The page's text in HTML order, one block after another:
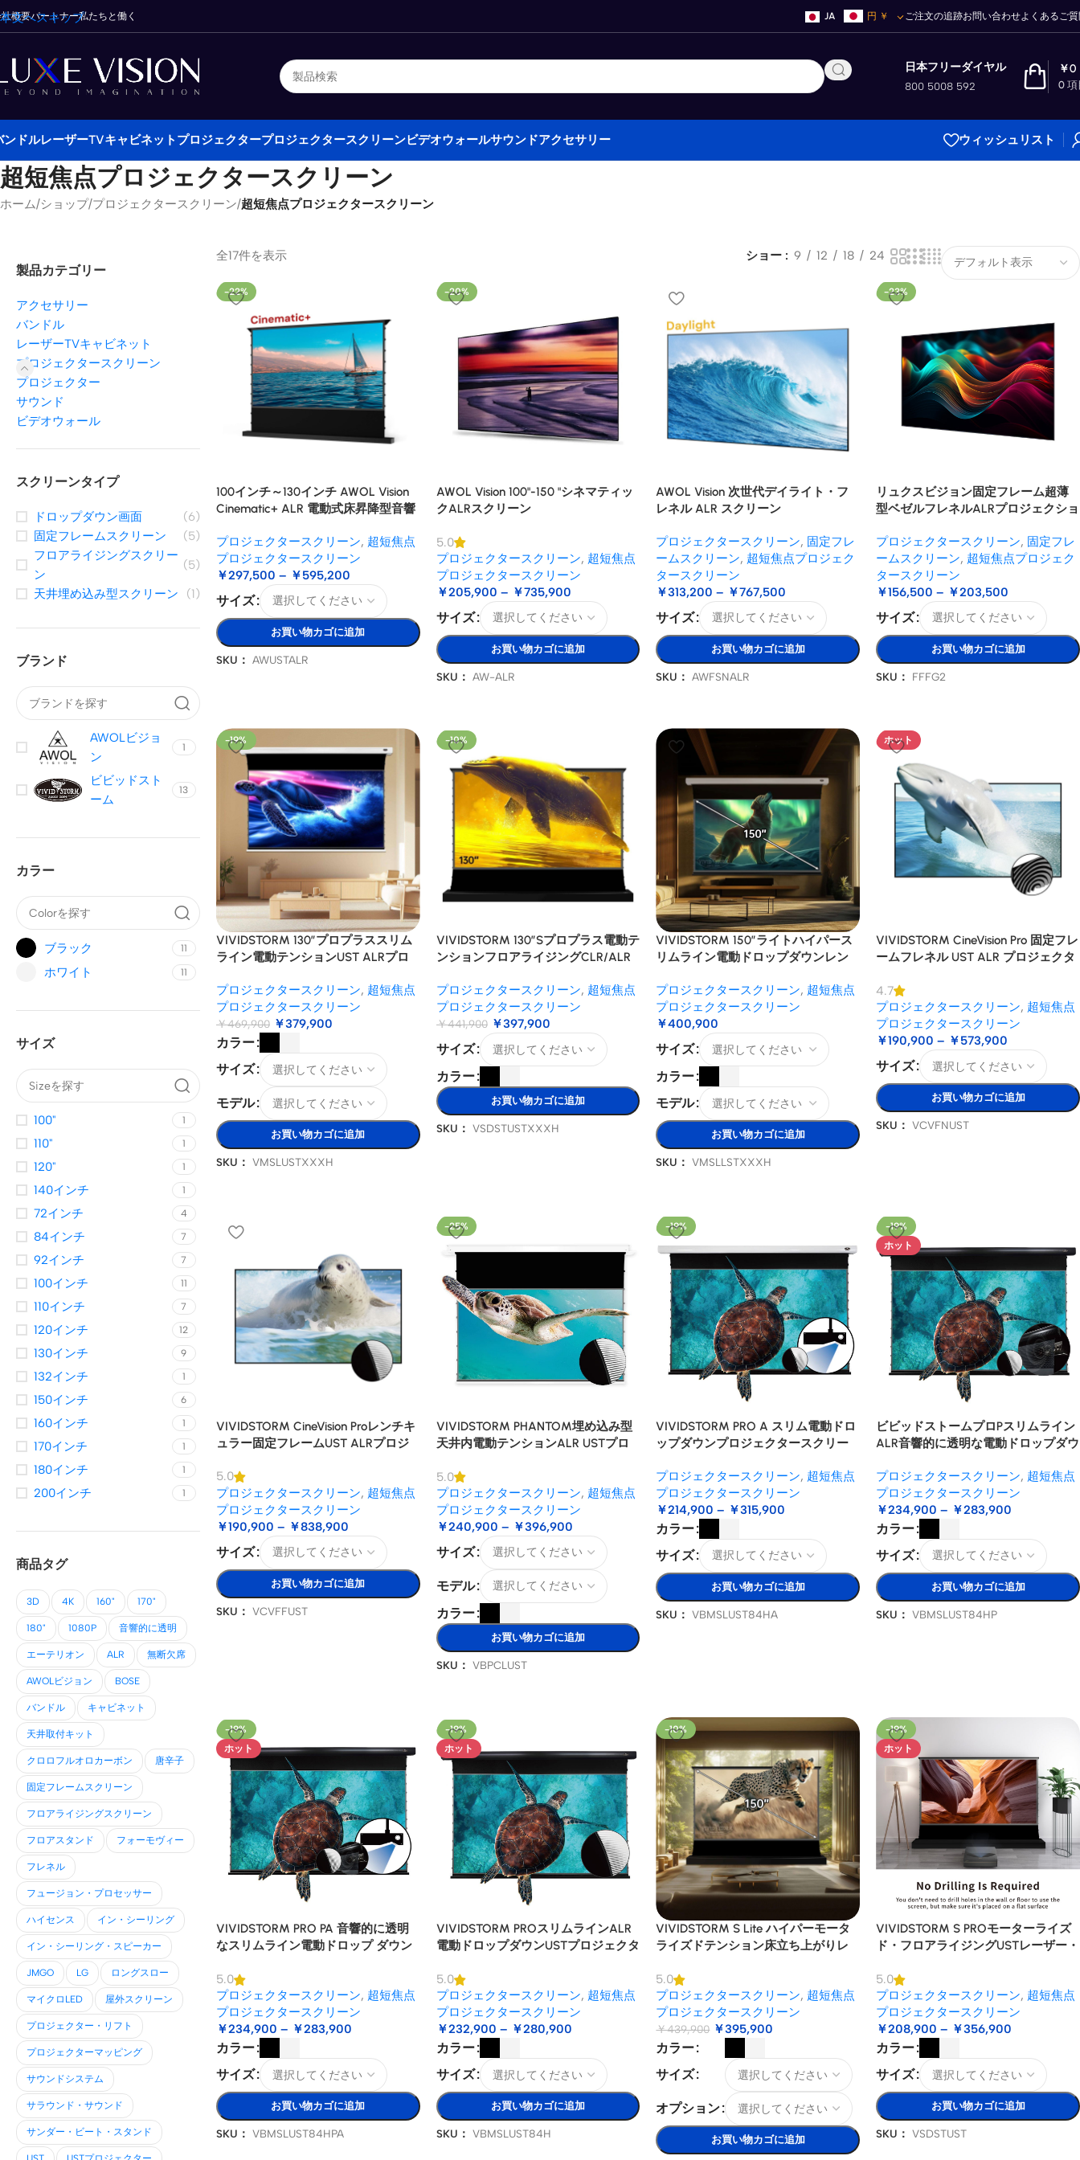
本文へスキップ
概要パートナー私たちと働く JA 円 ￥ ご注文の追跡お問い合わせよくあるご
日本フリーダイヤル
800 5008 592 0 項
￥0
ンドルレーザーTVキャビネット プロジェクタープロジェクタースクリーンビデオウォールサウンドアクセサリー ウィッシュリスト
超短焦点プロジェクタースクリーン
ホーム/ショップ/プロジェクタースクリーン/超短焦点プロジェクタースクリーン
製品カテゴリー
アクセサリー
バンドル
レーザーTVキャビネット
プロジェクタースクリーン
プロジェクター
サウンド
ビデオウォール
スクリーンタイプ
ドロップダウン画面
(6)
固定フレームスクリーン
(5)
フロアライジングスクリー
ン
(5)
天井埋め込み型スクリーン
(1)
ブランド
AWOLビジョ
ン
1
ビビッドスト
ーム
13
カラー
ブラック 11
ホワイト 11
サイズ
100" 1
110" 1
120" 1
140インチ 1
72インチ 4
84インチ 7
92インチ 7
100インチ 11
110インチ 7
120インチ 12
130インチ 9
132インチ 1
150インチ 6
160インチ 1
170インチ 1
180インチ 1
200インチ 1
商品タグ
3D 4K 160" 170"
180" 1080P 音響的に透明
エーテリオン ALR 無断欠席
AWOLビジョン BOSE
バンドル キャビネット
天井取付キット
クロロフルオロカーボン 唐辛子
固定フレームスクリーン
フロアライジングスクリーン
フロアスタンド フォーモヴィー
フレネル
フュージョン・プロセッサー
ハイセンス イン・シーリング
イン・シーリング・スピーカー
JMGO LG ロングスロー
マイクロLED 屋外スクリーン
プロジェクター・リフト
プロジェクターマッピング
サウンドシステム
サラウンド・サウンド
サンダー・ビート・スタンド
全17件を表示 ショー 9 12 18 24
-22%
100インチ～130インチ AWOL Vision
Cinematic+ ALR 電動式床昇降型音響
プロジェクタースクリーン, 超短焦点
プロジェクタースクリーン
￥297,500 – ￥595,200
サイズ
お買い物カゴに追加
SKU： AWUSTALR
-20%
AWOL Vision 100"-150 "シネマティッ
クALRスクリーン
5.0
プロジェクタースクリーン, 超短焦点
プロジェクタースクリーン
￥205,900 – ￥735,900
サイズ
お買い物カゴに追加
SKU： AW-ALR
AWOL Vision 次世代デイライト・フ
レネル ALR スクリーン
プロジェクタースクリーン, 固定フレ
ームスクリーン, 超短焦点プロジェク
タースクリーン
￥313,200 – ￥767,500
サイズ
お買い物カゴに追加
SKU：AWFSNALR
-23%
リュクスビジョン固定フレーム超薄
型ベゼルフレネルALRプロジェクショ
プロジェクタースクリーン, 固定フレ
ームスクリーン, 超短焦点プロジェク
タースクリーン
￥156,500 – ￥203,500
サイズ
お買い物カゴに追加
SKU： FFFG2
-19%
VIVIDSTORM 130″プロプラススリム
ライン電動テンションUST ALRプロ
プロジェクタースクリーン, 超短焦点
プロジェクタースクリーン
￥469,900 ￥379,900
カラー
サイズ
モデル
お買い物カゴに追加
SKU： VMSLUSTXXXH
-10%
VIVIDSTORM 130″Sプロプラス電動テ
ンションフロアライジングCLR/ALR
プロジェクタースクリーン, 超短焦点
プロジェクタースクリーン
￥441,900 ￥397,900
サイズ
カラー
お買い物カゴに追加
SKU： VSDSTUSTXXXH
VIVIDSTORM 150″ライトハイパース
リムライン電動ドロップダウンレン
ーン
プロジェクタースクリーン, 超短焦点
プロジェクタースクリーン
￥400,900
サイズ
カラー
モデル
お買い物カゴに追加
SKU：VMSLLSTXXXH
ホット
VIVIDSTORM CineVision Pro 固定フレ
ームフレネル UST ALR プロジェクタ
4.7
プロジェクタースクリーン, 超短焦点
プロジェクタースクリーン
￥190,900 – ￥573,900
サイズ
お買い物カゴに追加
SKU：VCVFNUST
VIVIDSTORM CineVision Proレンチキ
ュラー固定フレームUST ALRプロジ
5.0
プロジェクタースクリーン, 超短焦点
プロジェクタースクリーン
￥190,900 – ￥838,900
サイズ
お買い物カゴに追加
SKU： VCVFFUST
-25%
VIVIDSTORM PHANTOM埋め込み型
天井内電動テンションALR USTプロ
5.0
プロジェクタースクリーン, 超短焦点
プロジェクタースクリーン
￥240,900 – ￥396,900
サイズ
モデル
カラー
お買い物カゴに追加
SKU： VBPCLUST
-19%
VIVIDSTORM PRO A スリム電動ドロ
ップダウンプロジェクタースクリー
クター用
プロジェクタースクリーン, 超短焦点
プロジェクタースクリーン
￥214,900 – ￥315,900
カラー
サイズ
お買い物カゴに追加
SKU：VBMSLUST84HA
-19%
ホット
ビビッドストームプロPスリムライン
ALR音響的に透明な電動ドロップダウ
プロジェクタースクリーン, 超短焦点
プロジェクタースクリーン
￥234,900 – ￥283,900
カラー
サイズ
お買い物カゴに追加
SKU：VBMSLUST84HP
-19%
ホット
VIVIDSTORM PRO PA 音響的に透明
なスリムライン電動ドロップ ダウン
ント UST レーザー プロジェクター用
5.0
プロジェクタースクリーン, 超短焦点
プロジェクタースクリーン
￥234,900 – ￥283,900
カラー
サイズ
お買い物カゴに追加
SKU： VBMSLUST84HPA
-19%
ホット
VIVIDSTORM PROスリムラインALR
電動ドロップダウンUSTプロジェクタ
5.0
プロジェクタースクリーン, 超短焦点
プロジェクタースクリーン
￥232,900 – ￥280,900
カラー
サイズ
お買い物カゴに追加
SKU： VBMSLUST84H
-10%
VIVIDSTORM S Lite ハイパーモータ
ライズドテンション床立ち上がりレ
リーン
5.0
プロジェクタースクリーン, 超短焦点
プロジェクタースクリーン
￥439,900 ￥395,900
カラー
サイズ
オプション
お買い物カゴに追加
-19%
ホット
VIVIDSTORM S PROモーターライズ
ド・フロアライジングUSTレーザー・
5.0
プロジェクタースクリーン, 超短焦点
プロジェクタースクリーン
￥208,900 – ￥356,900
カラー
サイズ
お買い物カゴに追加
SKU：VSDSTUST